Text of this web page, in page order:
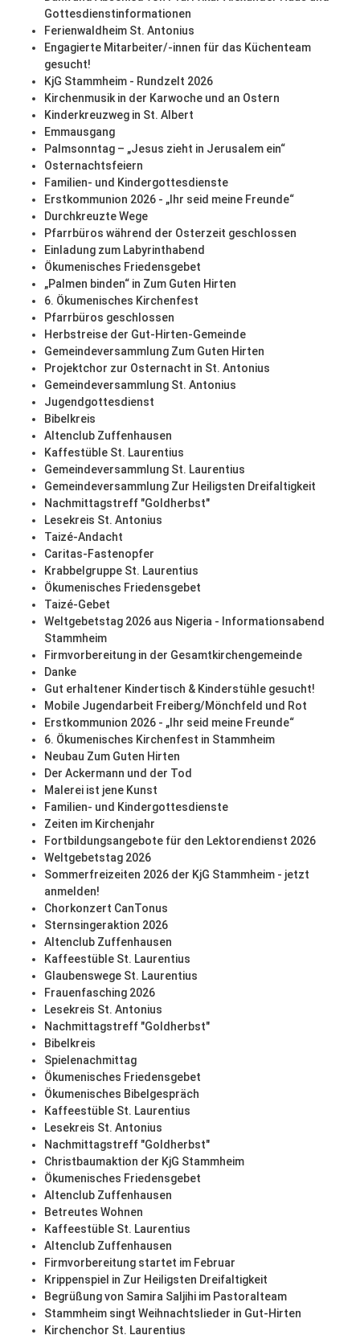
Gottesdienstinformationen
Ferienwaldheim St. Antonius
Engagierte Mitarbeiter/-innen für das Küchenteam
gesucht!
KjG Stammheim - Rundzelt 2026
Kirchenmusik in der Karwoche und an Ostern
Kinderkreuzweg in St. Albert
Emmausgang
Palmsonntag – „Jesus zieht in Jerusalem ein“
Osternachtsfeiern
Familien- und Kindergottesdienste
Erstkommunion 2026 - „Ihr seid meine Freunde“
Durchkreuzte Wege
Pfarrbüros während der Osterzeit geschlossen
Einladung zum Labyrinthabend
Ökumenisches Friedensgebet
„Palmen binden“ in Zum Guten Hirten
6. Ökumenisches Kirchenfest
Pfarrbüros geschlossen
Herbstreise der Gut-Hirten-Gemeinde
Gemeindeversammlung Zum Guten Hirten
Projektchor zur Osternacht in St. Antonius
Gemeindeversammlung St. Antonius
Jugendgottesdienst
Bibelkreis
Altenclub Zuffenhausen
Kaffestüble St. Laurentius
Gemeindeversammlung St. Laurentius
Gemeindeversammlung Zur Heiligsten Dreifaltigkeit
Nachmittagstreff "Goldherbst"
Lesekreis St. Antonius
Taizé-Andacht
Caritas-Fastenopfer
Krabbelgruppe St. Laurentius
Ökumenisches Friedensgebet
Taizé-Gebet
Weltgebetstag 2026 aus Nigeria - Informationsabend
Stammheim
Firmvorbereitung in der Gesamtkirchengemeinde
Danke
Gut erhaltener Kindertisch & Kinderstühle gesucht!
Mobile Jugendarbeit Freiberg/Mönchfeld und Rot
Erstkommunion 2026 - „Ihr seid meine Freunde“
6. Ökumenisches Kirchenfest in Stammheim
Neubau Zum Guten Hirten
Der Ackermann und der Tod
Malerei ist jene Kunst
Familien- und Kindergottesdienste
Zeiten im Kirchenjahr
Fortbildungsangebote für den Lektorendienst 2026
Weltgebetstag 2026
Sommerfreizeiten 2026 der KjG Stammheim - jetzt
anmelden!
Chorkonzert CanTonus
Sternsingeraktion 2026
Altenclub Zuffenhausen
Kaffeestüble St. Laurentius
Glaubenswege St. Laurentius
Frauenfasching 2026
Lesekreis St. Antonius
Nachmittagstreff "Goldherbst"
Bibelkreis
Spielenachmittag
Ökumenisches Friedensgebet
Ökumenisches Bibelgespräch
Kaffeestüble St. Laurentius
Lesekreis St. Antonius
Nachmittagstreff "Goldherbst"
Christbaumaktion der KjG Stammheim
Ökumenisches Friedensgebet
Altenclub Zuffenhausen
Betreutes Wohnen
Kaffeestüble St. Laurentius
Altenclub Zuffenhausen
Firmvorbereitung startet im Februar
Krippenspiel in Zur Heiligsten Dreifaltigkeit
Begrüßung von Samira Saljihi im Pastoralteam
Stammheim singt Weihnachtslieder in Gut-Hirten
Kirchenchor St. Laurentius